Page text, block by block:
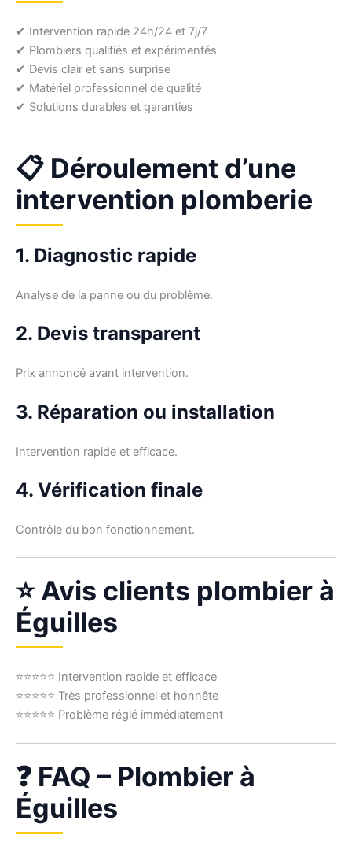
✔ Intervention rapide 24h/24 et 7j/7
✔ Plombiers qualifiés et expérimentés
✔ Devis clair et sans surprise
✔ Matériel professionnel de qualité
✔ Solutions durables et garanties
📋 Déroulement d’une
intervention plomberie
1. Diagnostic rapide
Analyse de la panne ou du problème.
2. Devis transparent
Prix annoncé avant intervention.
3. Réparation ou installation
Intervention rapide et efficace.
4. Vérification finale
Contrôle du bon fonctionnement.
⭐ Avis clients plombier à
Éguilles
⭐⭐⭐⭐⭐ Intervention rapide et efficace
⭐⭐⭐⭐⭐ Très professionnel et honnête
⭐⭐⭐⭐⭐ Problème réglé immédiatement
❓ FAQ – Plombier à
Éguilles